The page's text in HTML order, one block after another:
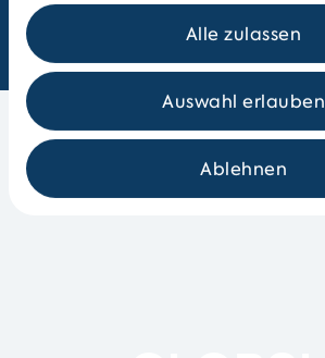
Alle zulassen
Auswahl erlauben
Ablehnen